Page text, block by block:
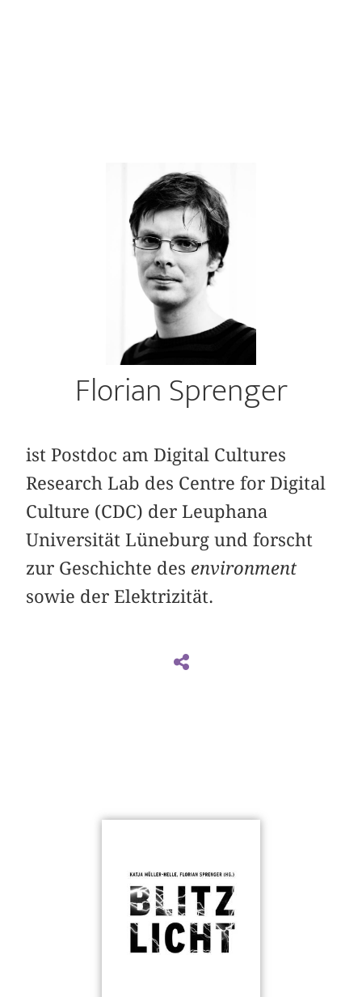
Florian Sprenger
ist Postdoc am Digital Cultures
Research Lab des Centre for Digital
Culture (CDC) der Leuphana
Universität Lüneburg und forscht
zur Geschichte des environment
sowie der Elektrizität.